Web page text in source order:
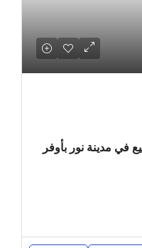
في مدينة نور بأوفر